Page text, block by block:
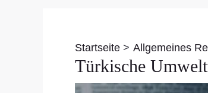
Startseite Allgemeines
Türkische